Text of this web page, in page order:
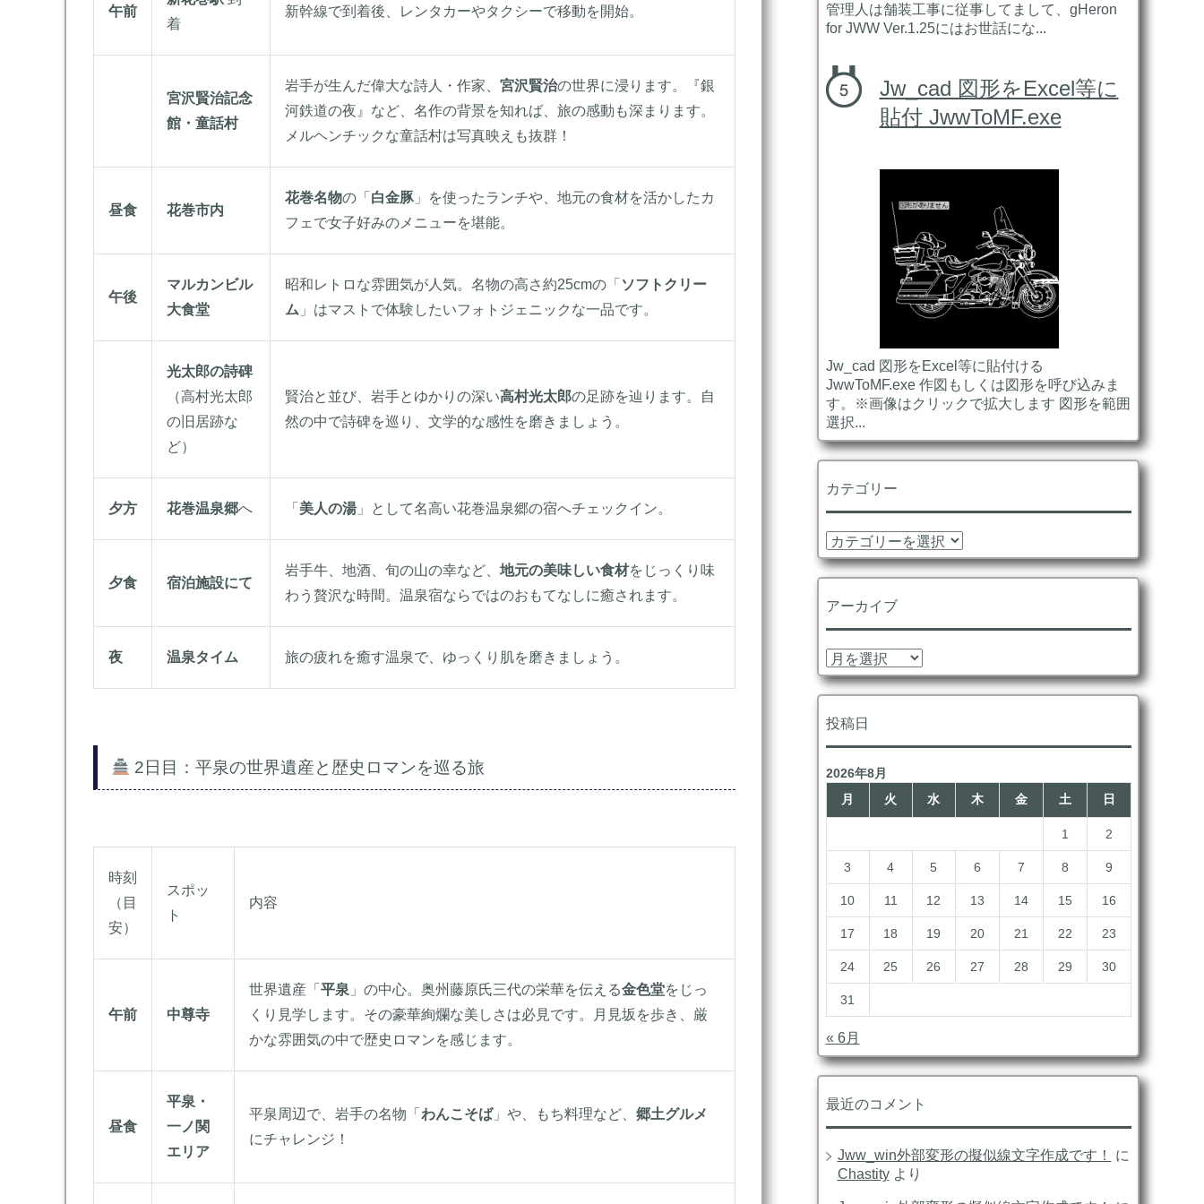
午前
着
新幹線で到着後、レンタカーやタクシーで移動を開始。
宮沢賢治記念
館・童話村
岩手が生んだ偉大な詩人・作家、 宮沢賢治の世界に浸ります。『銀
河鉄道の夜』など、名作の背景を知れば、旅の感動も深まります。
メルヘンチックな童話村は写真映えも抜群！
昼食 花巻市内
花巻名物の「 白金豚」を使ったランチや、地元の食材を活かしたカ
フェで女子好みのメニューを堪能。
午後
マルカンビル
大食堂
昭和レトロな雰囲気が人気。名物の高さ約25cmの「 ソフトクリー
ム 」はマストで体験したいフォトジェニックな一品です。
光太郎の詩碑
（高村光太郎
の旧居跡な
ど）
賢治と並び、岩手とゆかりの深い高村光太郎の足跡を辿ります。自
然の中で詩碑を巡り、文学的な感性を磨きましょう。
夕方 花巻温泉郷へ 「 美人の湯」として名高い花巻温泉郷の宿へチェックイン。
夕食 宿泊施設にて
岩手牛、地酒、旬の山の幸など、 地元の美味しい食材をじっくり味
わう贅沢な時間。温泉宿ならではのおもてなしに癒されます。
夜 温泉タイム 旅の疲れを癒す温泉で、ゆっくり肌を磨きましょう。
2日目：平泉の世界遺産と歴史ロマンを巡る旅
時刻
（目
安）
スポッ
ト
内容
午前 中尊寺
世界遺産「 平泉 」の中心。奥州藤原氏三代の栄華を伝える金色堂をじっ
くり見学します。その豪華絢爛な美しさは必見です。月見坂を歩き、厳
かな雰囲気の中で歴史ロマンを感じます。
昼食
平泉・
一ノ関
エリア
平泉周辺で、岩手の名物「 わんこそば」や、もち料理など、 郷土グルメ
にチャレンジ！
管理人は舗装工事に従事してまして、gHeron
for JWW Ver.1.25にはお世話にな...
Jw_cad 図形をExcel等に
貼付 JwwToMF.exe
Jw_cad 図形をExcel等に貼付ける
JwwToMF.exe 作図もしくは図形を呼び込みま
す。※画像はクリックで拡大します 図形を範囲
選択...
カテゴリー
カ
テ
ゴ
ー
アーカイブ
ア
ー
カ
ブ
投稿日
2026年8月
月
火 水 木 金 土 日
1 2
3 4 5 6 7 8 9
10 11 12 13 14 15 16
17 18 19 20 21 22 23
24 25 26 27 28 29 30
31
« 6月
最近のコメント
Jww_win外部変形の擬似線文字作成です！
に
Chastityより